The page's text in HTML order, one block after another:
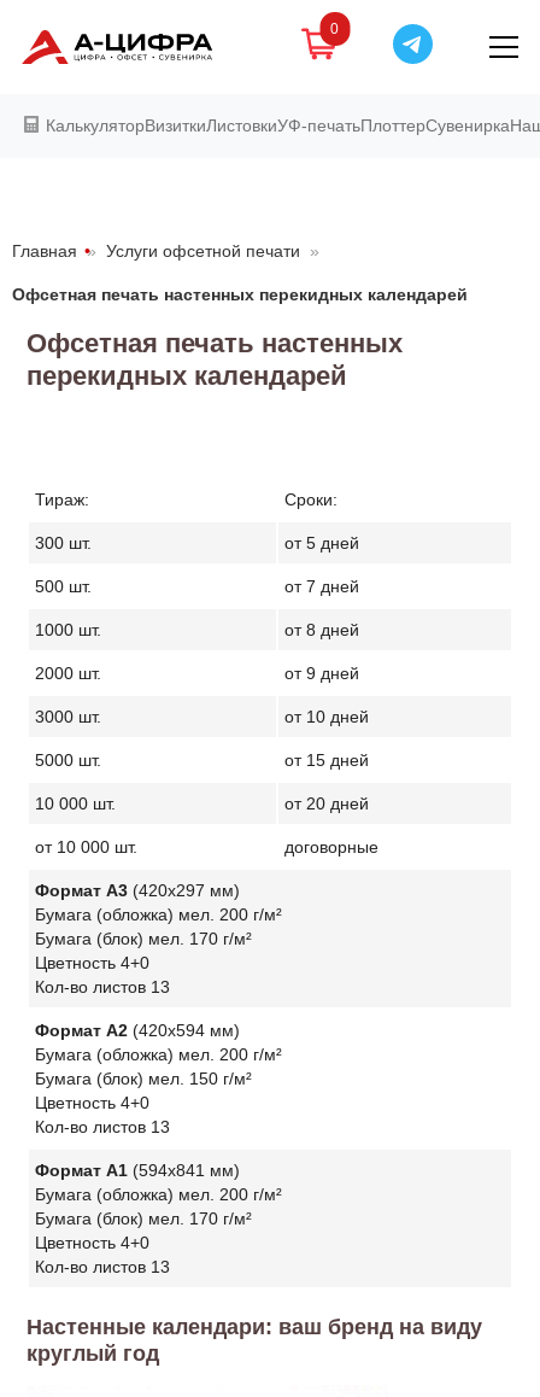
0
КалькуляторВизиткиЛистовкиУФ-печатьПлоттерСувенирка
Главная » Услуги офсетной печати »
Офсетная печать настенных перекидных календарей
Офсетная печать настенных
перекидных календарей
Тираж: Сроки:
300 шт. от 5 дней
500 шт. от 7 дней
1000 шт. от 8 дней
2000 шт. от 9 дней
3000 шт. от 10 дней
5000 шт. от 15 дней
10 000 шт. от 20 дней
от 10 000 шт. договорные
Формат А3 (420х297 мм)
Бумага (обложка) мел. 200 г/м²
Бумага (блок) мел. 170 г/м²
Цветность 4+0
Кол-во листов 13
Формат А2 (420х594 мм)
Бумага (обложка) мел. 200 г/м²
Бумага (блок) мел. 150 г/м²
Цветность 4+0
Кол-во листов 13
Формат А1 (594х841 мм)
Бумага (обложка) мел. 200 г/м²
Бумага (блок) мел. 170 г/м²
Цветность 4+0
Кол-во листов 13
Настенные календари: ваш бренд на виду
круглый год